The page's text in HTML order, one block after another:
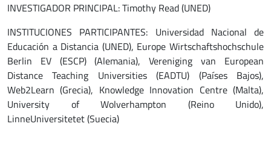
INVESTIGADOR PRINCIPAL: Timothy Read (UNED)
INSTITUCIONES PARTICIPANTES: Universidad Nacional de
Educación a Distancia (UNED), Europe Wirtschaftshochschule
Berlin EV (ESCP) (Alemania), Vereniging van European
Distance Teaching Universities (EADTU) (Países Bajos),
Web2Learn (Grecia), Knowledge Innovation Centre (Malta),
University of Wolverhampton (Reino Unido),
LinneUniversitetet (Suecia)